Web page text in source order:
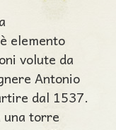
elemento
volute da
Antonio
dal 1537.
una torre